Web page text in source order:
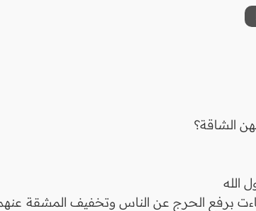
الشاقة؟
الله
برفع الحرج عن الناس وتخفيف المشقة